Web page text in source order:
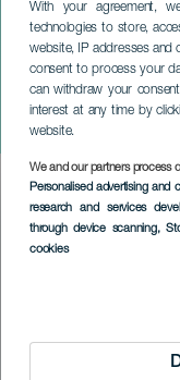
With your agreement,
technologies to store,
website, IP addresses and
consent to process your
can withdraw your
interest at any time by
website.
We and our partners process
Personalised advertising and
research and services
through device scanning,
cookies
La niña
GRAN CANARIA
Imagen
Listado